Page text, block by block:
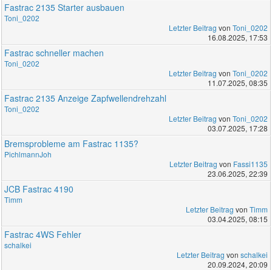
Fastrac 2135 Starter ausbauen
Toni_0202
Letzter Beitrag von Toni_0202
16.08.2025, 17:53
Fastrac schneller machen
Toni_0202
Letzter Beitrag von Toni_0202
11.07.2025, 08:35
Fastrac 2135 Anzeige Zapfwellendrehzahl
Toni_0202
Letzter Beitrag von Toni_0202
03.07.2025, 17:28
Bremsprobleme am Fastrac 1135?
PichlmannJoh
Letzter Beitrag von Fassi1135
23.06.2025, 22:39
JCB Fastrac 4190
Timm
Letzter Beitrag von Timm
03.04.2025, 08:15
Fastrac 4WS Fehler
schalkei
Letzter Beitrag von schalkei
20.09.2024, 20:09